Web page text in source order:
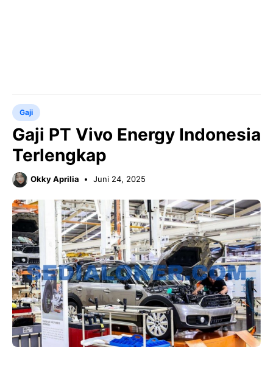
Gaji
Gaji PT Vivo Energy Indonesia
Terlengkap
Okky Aprilia Juni 24, 2025